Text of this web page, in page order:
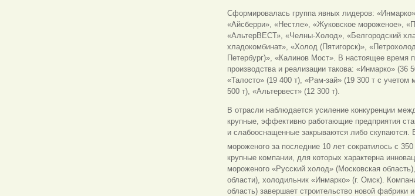
Сформировалась группа явных лидеров:
«Айсберри», «Нестле», «Жуковское мороженое»,
«АльтерВЕСТ», «Челны-Холод», «Белгородский
хладокомбинат», «Холод (Пятигорск)»,
Петербург)», «Калинов Мост». В настоящее время
производства и реализации такова: «Инмарко» (36
«Талосто» (19 400 т), «Рам-зай» (19 300 т с
500 т), «Альтервест» (12 300 т).
В отрасли наблюдается усиление конкуренции
крупные, эффективно работающие предприятия
и слабооснащенные закрываются либо скупаются.
мороженого за последние 10 лет сократилось с
крупные компании, для которых характерна
мороженого «Русский холод» (Московская
области), холодильник «Инмарко» (г. Омск).
область) завершает строительство новой фабрики